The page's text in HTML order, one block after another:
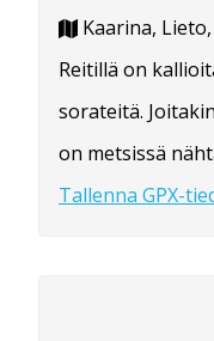
Kaarina,
Reitillä on
sorateitä.
on metsissä
Tallenna GPX-